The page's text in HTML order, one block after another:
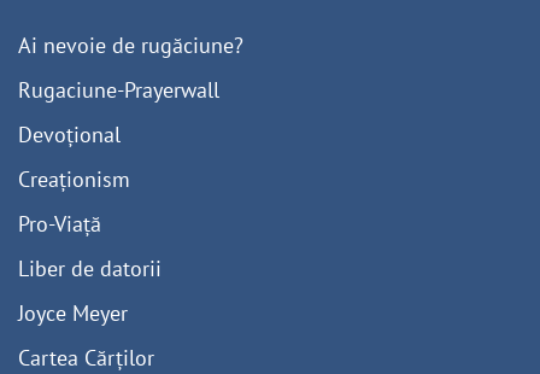
Ai nevoie de rugăciune?
Rugaciune-Prayerwall
Devoțional
Creaționism
Pro-Viață
Liber de datorii
Joyce Meyer
Cartea Cărților